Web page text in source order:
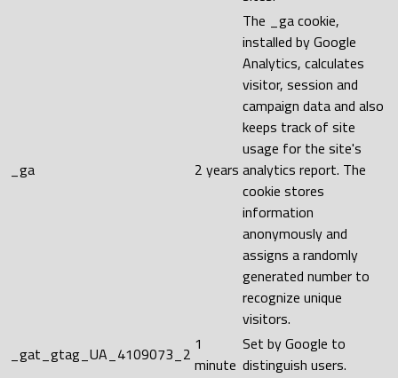
_ga 2 years
The _ga cookie,
installed by Google
Analytics, calculates
visitor, session and
campaign data and also
keeps track of site
usage for the site's
analytics report. The
cookie stores
information
anonymously and
assigns a randomly
generated number to
recognize unique
visitors.
_gat_gtag_UA_4109073_2 1
minute
Set by Google to
distinguish users.